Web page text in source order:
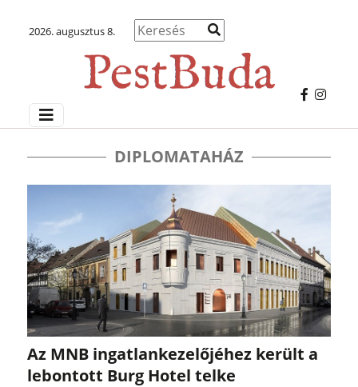
2026. augusztus 8.
DIPLOMATAHÁZ
Az MNB ingatlankezelőjéhez került a
lebontott Burg Hotel telke